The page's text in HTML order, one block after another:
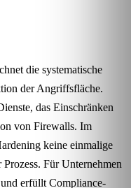
die systematische
der Angriffsfläche.
das Einschränken
von Firewalls. Im
keine einmalige
Für Unternehmen
erfüllt Compliance-